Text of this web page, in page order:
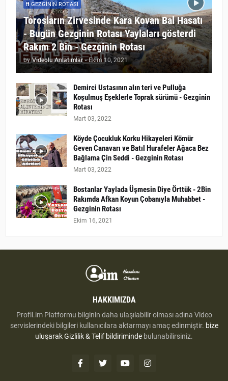
GEZGININ ROTASI
Torosların Zirvesinde Kara Kovan Bal Hasatı
- Bugün Gezginin Rotası Yaylaları gösterdi
Rakım 2 Bin - Gezginin Rotası
by Videolu Anlatımlar - Ekim 10, 2021
Demirci Ustasının alın teri ve Pulluğa
Koşulmuş Eşeklerle Toprak sürümü - Gezginin
Rotası
Mart 03, 2022
Köyde Çocukluk Korku Hikayeleri Kömür
Geven Canavarı ve Batıl Hurafeler Ağaca Bez
Bağlama Çin Seddi - Gezginin Rotası
Mart 03, 2022
Bostanlar Yaylada Üşmesin Diye Örttük - 2Bin
Rakımda Afkan Koyun Çobanıyla Muhabbet -
Gezginin Rotası
Ekim 16, 2021
HAKKIMIZDA
Profil.im Platformu bilginin daha ulaşılabilir olması adına Video
servislerindeki bilgileri kullanıcılara aktarmayı amaç edinmiştir. bize
uluşarakGizlilik & Telif bildiriminde bulunabilirsiniz.